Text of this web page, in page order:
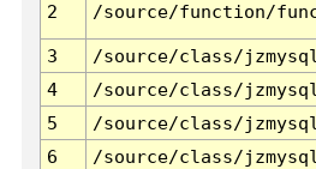
2 /source/function/
3 /source/class/
4
/source/class/
5
/source/class/
6
/source/class/